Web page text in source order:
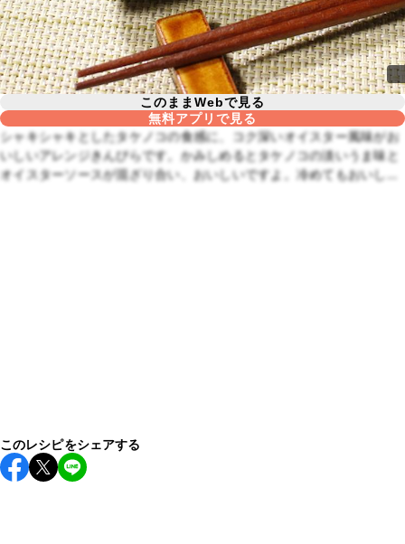
このままWebで見る
無料アプリで見る
シャキシャキとしたタケノコの食感に、コク深いオイスター風味がお
いしいアレンジきんぴらです。かみしめるとタケノコの淡いうま味と
オイスターソースが混ざり合い、おいしいですよ。冷めてもおいしい
このレシピをシェアする